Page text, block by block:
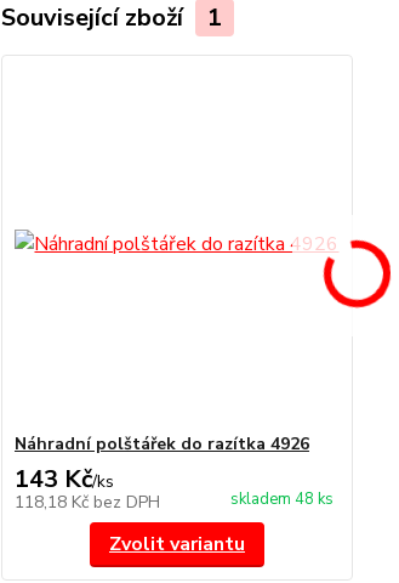
Související zboží 1
Náhradní polštářek do razítka 4926
143 Kč/ks
118,18 Kč bez DPH skladem 48 ks
Zvolit variantu